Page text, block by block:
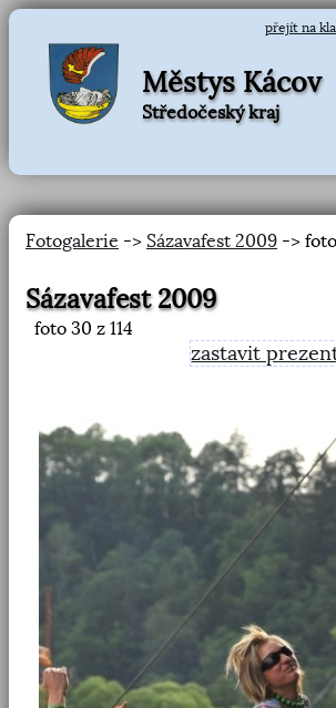
přejít na
Městys Kácov
Středočeský kraj
Fotogalerie -> Sázavafest 2009 ->
Sázavafest 2009
foto 30 z 114
zastavit